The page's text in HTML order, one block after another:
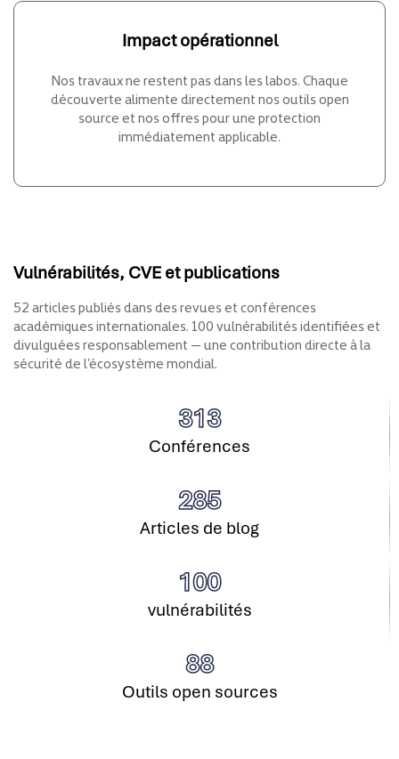
Impact opérationnel
Nos travaux ne restent pas dans les labos. Chaque
découverte alimente directement nos outils open
source et nos offres pour une protection
immédiatement applicable.
Vulnérabilités, CVE et publications
52 articles publiés dans des revues et conférences
académiques internationales. 100 vulnérabilités identifiées et
divulguées responsablement — une contribution directe à la
sécurité de l’écosystème mondial.
313
Conférences
285
Articles de blog
100
vulnérabilités
88
Outils open sources